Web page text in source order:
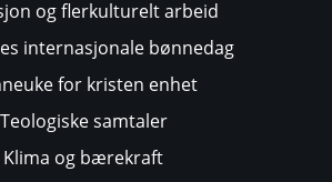
og flerkulturelt arbeid
internasjonale bønnedag
for kristen enhet
Teologiske samtaler
Klima og bærekraft